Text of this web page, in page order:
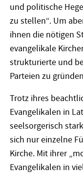
und politische
zu stellen“. Um
ihnen die nötigen
evangelikale
strukturierte und
Parteien zu
Trotz ihres
Evangelikalen in
seelsorgerisch
sich nur einzelne
Kirche. Mit ihrer
Evangelikalen in